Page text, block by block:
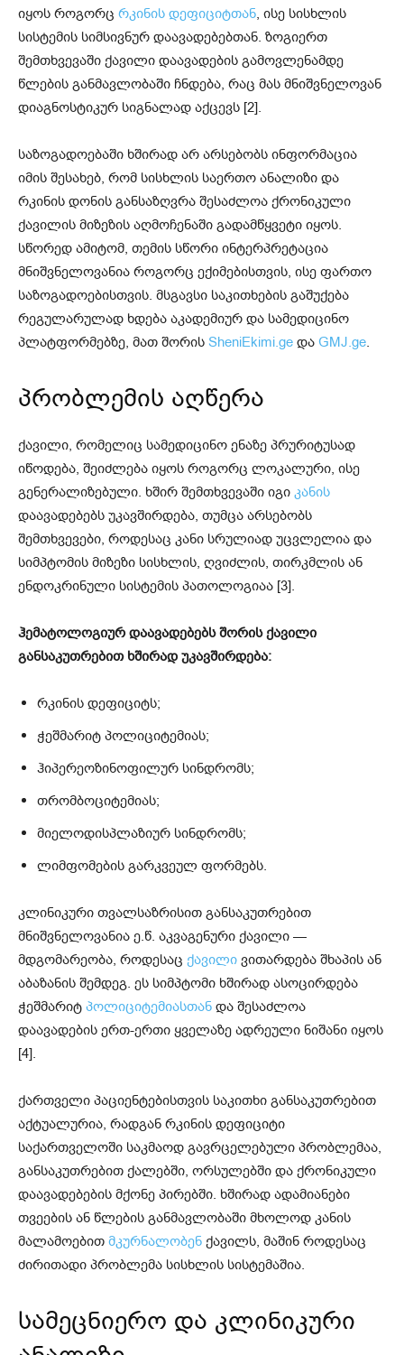
იყოს როგორც რკინის დეფიციტთან, ისე სისხლის
სისტემის სიმსივნურ დაავადებებთან. ზოგიერთ
შემთხვევაში ქავილი დაავადების გამოვლენამდე
წლების განმავლობაში ჩნდება, რაც მას მნიშვნელოვან
დიაგნოსტიკურ სიგნალად აქცევს [2].
საზოგადოებაში ხშირად არ არსებობს ინფორმაცია
იმის შესახებ, რომ სისხლის საერთო ანალიზი და
რკინის დონის განსაზღვრა შესაძლოა ქრონიკული
ქავილის მიზეზის აღმოჩენაში გადამწყვეტი იყოს.
სწორედ ამიტომ, თემის სწორი ინტერპრეტაცია
მნიშვნელოვანია როგორც ექიმებისთვის, ისე ფართო
საზოგადოებისთვის. მსგავსი საკითხების გაშუქება
რეგულარულად ხდება აკადემიურ და სამედიცინო
პლატფორმებზე, მათ შორის SheniEkimi.ge და GMJ.ge.
პრობლემის აღწერა
ქავილი, რომელიც სამედიცინო ენაზე პრურიტუსად
იწოდება, შეიძლება იყოს როგორც ლოკალური, ისე
გენერალიზებული. ხშირ შემთხვევაში იგი კანის
დაავადებებს უკავშირდება, თუმცა არსებობს
შემთხვევები, როდესაც კანი სრულიად უცვლელია და
სიმპტომის მიზეზი სისხლის, ღვიძლის, თირკმლის ან
ენდოკრინული სისტემის პათოლოგიაა [3].
ჰემატოლოგიურ დაავადებებს შორის ქავილი
განსაკუთრებით ხშირად უკავშირდება:
რკინის დეფიციტს;
ჭეშმარიტ პოლიციტემიას;
ჰიპერეოზინოფილურ სინდრომს;
თრომბოციტემიას;
მიელოდისპლაზიურ სინდრომს;
ლიმფომების გარკვეულ ფორმებს.
კლინიკური თვალსაზრისით განსაკუთრებით
მნიშვნელოვანია ე.წ. აკვაგენური ქავილი —
მდგომარეობა, როდესაც ქავილი ვითარდება შხაპის ან
აბაზანის შემდეგ. ეს სიმპტომი ხშირად ასოცირდება
ჭეშმარიტ პოლიციტემიასთან და შესაძლოა
დაავადების ერთ-ერთი ყველაზე ადრეული ნიშანი იყოს
[4].
ქართველი პაციენტებისთვის საკითხი განსაკუთრებით
აქტუალურია, რადგან რკინის დეფიციტი
საქართველოში საკმაოდ გავრცელებული პრობლემაა,
განსაკუთრებით ქალებში, ორსულებში და ქრონიკული
დაავადებების მქონე პირებში. ხშირად ადამიანები
თვეების ან წლების განმავლობაში მხოლოდ კანის
მალამოებით მკურნალობენ ქავილს, მაშინ როდესაც
ძირითადი პრობლემა სისხლის სისტემაშია.
სამეცნიერო და კლინიკური